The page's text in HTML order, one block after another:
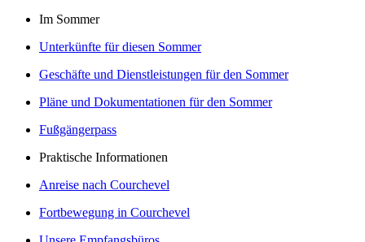
Im Sommer
Unterkünfte für diesen Sommer
Geschäfte und Dienstleistungen für den Sommer
Pläne und Dokumentationen für den Sommer
Fußgängerpass
Praktische Informationen
Anreise nach Courchevel
Fortbewegung in Courchevel